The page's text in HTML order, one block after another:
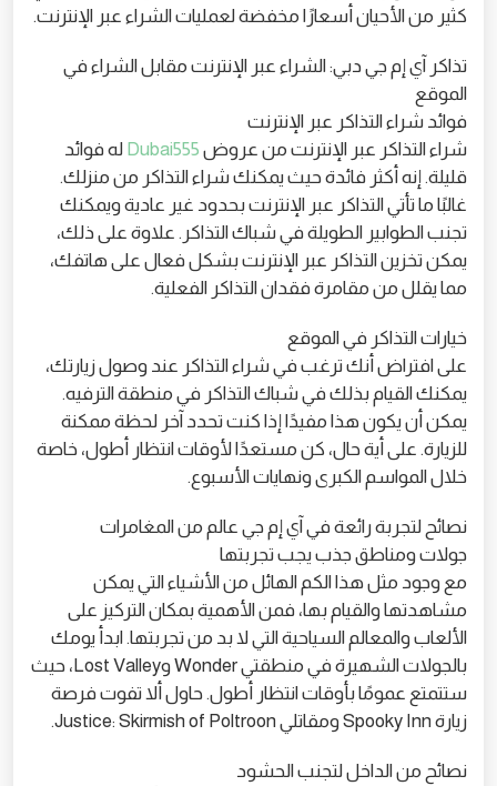
كثير من الأحيان أسعارًا مخفضة لعمليات الشراء عبر الإنترنت.
تذاكر آي إم جي دبي: الشراء عبر الإنترنت مقابل الشراء في
الموقع
فوائد شراء التذاكر عبر الإنترنت
شراء التذاكر عبر الإنترنت من عروض Dubai555 له فوائد
قليلة. إنه أكثر فائدة حيث يمكنك شراء التذاكر من منزلك.
غالبًا ما تأتي التذاكر عبر الإنترنت بحدود غير عادية ويمكنك
تجنب الطوابير الطويلة في شباك التذاكر. علاوة على ذلك،
يمكن تخزين التذاكر عبر الإنترنت بشكل فعال على هاتفك،
مما يقلل من مقامرة فقدان التذاكر الفعلية.
خيارات التذاكر في الموقع
على افتراض أنك ترغب في شراء التذاكر عند وصول زيارتك،
يمكنك القيام بذلك في شباك التذاكر في منطقة الترفيه.
يمكن أن يكون هذا مفيدًا إذا كنت تحدد آخر لحظة ممكنة
للزيارة. على أية حال، كن مستعدًا لأوقات انتظار أطول، خاصة
خلال المواسم الكبرى ونهايات الأسبوع.
نصائح لتجربة رائعة في آي إم جي عالم من المغامرات
جولات ومناطق جذب يجب تجربتها
مع وجود مثل هذا الكم الهائل من الأشياء التي يمكن
مشاهدتها والقيام بها، فمن الأهمية بمكان التركيز على
الألعاب والمعالم السياحية التي لا بد من تجربتها. ابدأ يومك
بالجولات الشهيرة في منطقتي Wonder وLost Valley، حيث
ستتمتع عمومًا بأوقات انتظار أطول. حاول ألا تفوت فرصة
زيارة Spooky Inn ومقاتلي Justice: Skirmish of Poltroon.
نصائح من الداخل لتجنب الحشود